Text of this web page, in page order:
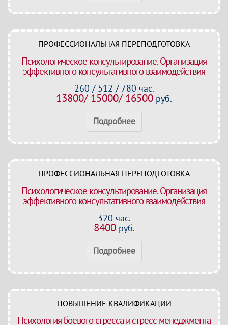
ПРОФЕССИОНАЛЬНАЯ ПЕРЕПОДГОТОВКА
Психологическое консультирование. Организация
эффективного консультативного взаимодействия
260 / 512 / 780 час.
13800/ 15000/ 16500 руб.
Подробнее
ПРОФЕССИОНАЛЬНАЯ ПЕРЕПОДГОТОВКА
Психологическое консультирование. Организация
эффективного консультативного взаимодействия
320 час.
8400руб.
Подробнее
ПОВЫШЕНИЕ КВАЛИФИКАЦИИ
Психология боевого стресса и стресс-менеджмента